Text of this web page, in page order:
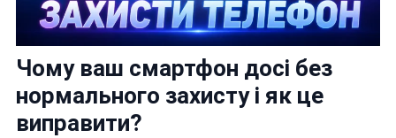
Чому ваш смартфон досі без
нормального захисту і як це
виправити?